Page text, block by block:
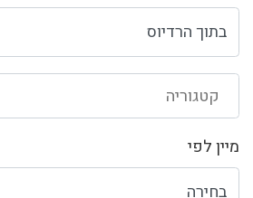
קטגוריה
מיין לפי